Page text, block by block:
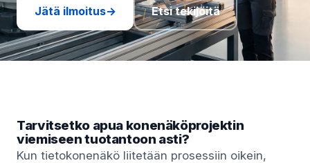
Jätä ilmoitus→ Etsi tekijöitä
Tarvitsetko apua konenäköprojektin
viemiseen tuotantoon asti?
Kun tietokonenäkö liitetään prosessiin oikein,